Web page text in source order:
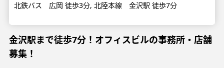
北鉄バス 広岡 徒歩3分, 北陸本線 金沢駅 徒歩7分
金沢駅まで徒歩7分！オフィスビルの事務所・店舗
募集！